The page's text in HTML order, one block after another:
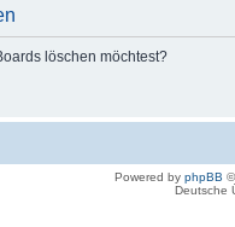
löschen möchtest?
Powered by phpBB
Deutsche